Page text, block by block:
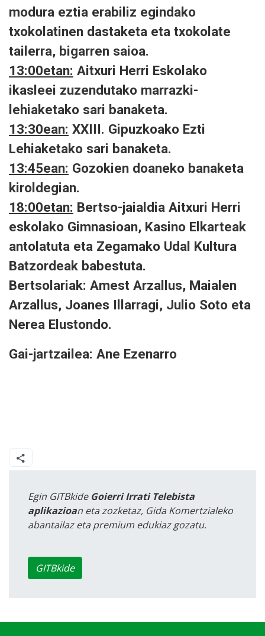
modura eztia erabiliz egindako
txokolatinen dastaketa eta txokolate
tailerra, bigarren saioa.
13:00etan: Aitxuri Herri Eskolako
ikasleei zuzendutako marrazki-
lehiaketako sari banaketa.
13:30ean: XXIII. Gipuzkoako Ezti
Lehiaketako sari banaketa.
13:45ean: Gozokien doaneko banaketa
kiroldegian.
18:00etan: Bertso-jaialdia Aitxuri Herri
eskolako Gimnasioan, Kasino Elkarteak
antolatuta eta Zegamako Udal Kultura
Batzordeak babestuta.
Bertsolariak: Amest Arzallus, Maialen
Arzallus, Joanes Illarragi, Julio Soto eta
Nerea Elustondo.
Gai-jartzailea: Ane Ezenarro
Egin GITBkide Goierri Irrati Telebista
aplikazioan eta zozketaz, Gida Komertzialeko
abantailaz eta premium edukiaz gozatu.
GITBkide